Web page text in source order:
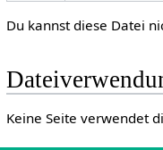
Du kannst diese Datei
Keine Seite verwendet